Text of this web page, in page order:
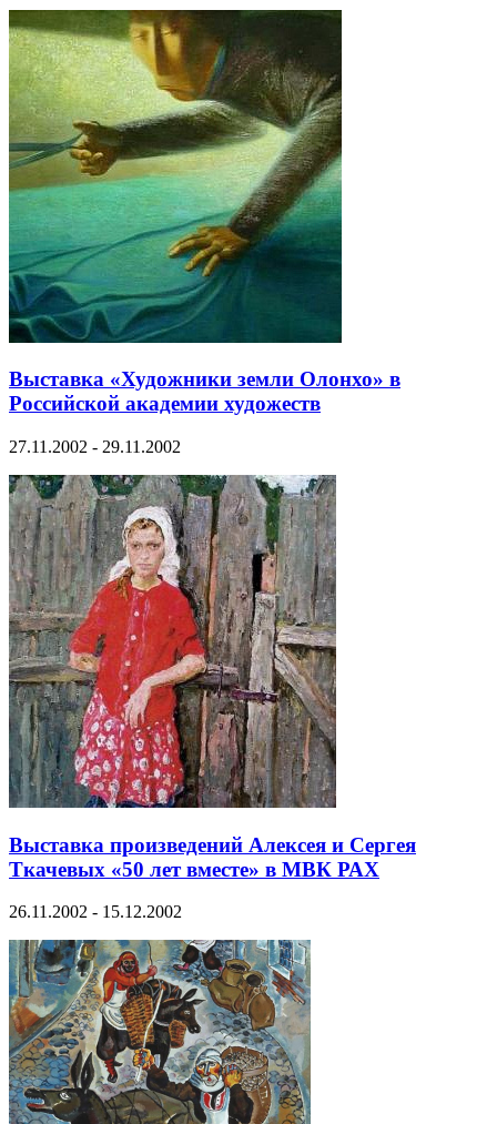
Выставка «Художники земли Олонхо» в
Российской академии художеств
27.11.2002 - 29.11.2002
Выставка произведений Алексея и Сергея
Ткачевых «50 лет вместе» в МВК РАХ
26.11.2002 - 15.12.2002